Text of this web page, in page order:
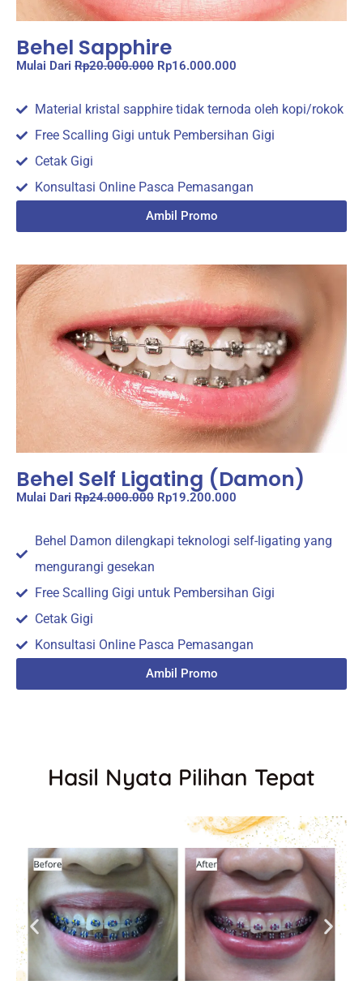
Behel Sapphire
Mulai Dari Rp20.000.000 Rp16.000.000
Material kristal sapphire tidak ternoda oleh kopi/rokok
Free Scalling Gigi untuk Pembersihan Gigi
Cetak Gigi
Konsultasi Online Pasca Pemasangan
Ambil Promo
Behel Self Ligating (Damon)
Mulai Dari Rp24.000.000 Rp19.200.000
Behel Damon dilengkapi teknologi self-ligating yang
mengurangi gesekan
Free Scalling Gigi untuk Pembersihan Gigi
Cetak Gigi
Konsultasi Online Pasca Pemasangan
Ambil Promo
Hasil Nyata Pilihan Tepat